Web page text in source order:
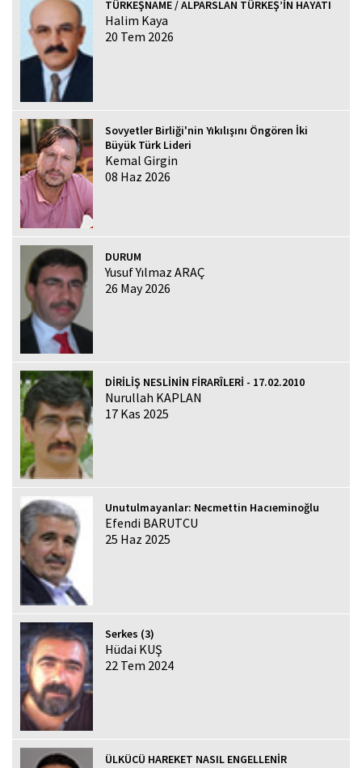
TÜRKEŞNAME / ALPARSLAN TÜRKEŞ’İN HAYATI
Halim Kaya
20 Tem 2026
Sovyetler Birliği'nin Yıkılışını Öngören İki
Büyük Türk Lideri
Kemal Girgin
08 Haz 2026
DURUM
Yusuf Yılmaz ARAÇ
26 May 2026
DİRİLİŞ NESLİNİN FİRARÎLERİ - 17.02.2010
Nurullah KAPLAN
17 Kas 2025
Unutulmayanlar: Necmettin Hacıeminoğlu
Efendi BARUTCU
25 Haz 2025
Serkes (3)
Hüdai KUŞ
22 Tem 2024
ÜLKÜCÜ HAREKET NASIL ENGELLENİR